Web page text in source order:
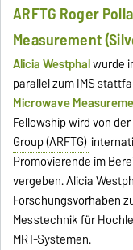
ARFTG Roger
Measurement
Alicia Westphalwurde
parallel zum IMS
Microwave
Fellowship wird von der
Group (ARFTG)
Promovierende im
vergeben. Alicia
Forschungsvorhaben
Messtechnik für
MRT-Systemen.